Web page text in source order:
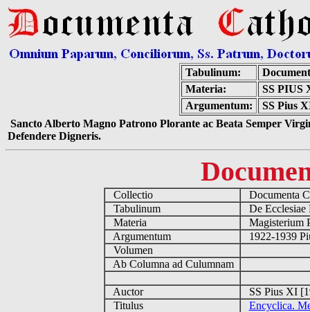
Tabulinum:
Materia:
SS PIUS
Argumentum:
SS Pius
Sancto Alberto Magno Patrono Plorante ac Beata Semper
Defendere Digneris.
Collectio
Documenta
Tabulinum
De
Materia
Magisterium
Argumentum
1922-1939
Volumen
Ab Columna ad Culumnam
Auctor
SS Pius XI
Titulus
Encyclica.